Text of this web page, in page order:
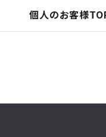
個人のお客様